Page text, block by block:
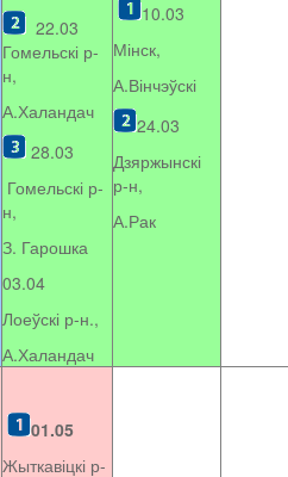
22.03
Гомельскі р-
н,
А.Халандач
28.03
Гомельскі р-
н,
З. Гарошка
03.04
Лоеўскі р-н.,
А.Халандач
10.03
Мінск,
А.Вінчэўскі
24.03
Дзяржынскі
р-н,
А.Рак
01.05
Жыткавіцкі р-